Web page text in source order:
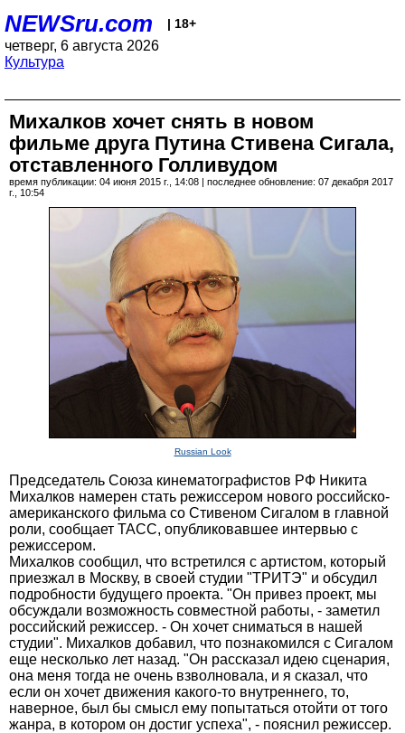
NEWSru.com | 18+
четверг, 6 августа 2026
Культура
Михалков хочет снять в новом
фильме друга Путина Стивена Сигала,
отставленного Голливудом
время публикации: 04 июня 2015 г., 14:08 | последнее обновление: 07 декабря 2017
г., 10:54
Russian Look
Председатель Союза кинематографистов РФ Никита
Михалков намерен стать режиссером нового российско-
американского фильма со Стивеном Сигалом в главной
роли, сообщает ТАСС, опубликовавшее интервью с
режиссером.
Михалков сообщил, что встретился с артистом, который
приезжал в Москву, в своей студии "ТРИТЭ" и обсудил
подробности будущего проекта. "Он привез проект, мы
обсуждали возможность совместной работы, - заметил
российский режиссер. - Он хочет сниматься в нашей
студии". Михалков добавил, что познакомился с Сигалом
еще несколько лет назад. "Он рассказал идею сценария,
она меня тогда не очень взволновала, и я сказал, что
если он хочет движения какого-то внутреннего, то,
наверное, был бы смысл ему попытаться отойти от того
жанра, в котором он достиг успеха", - пояснил режиссер.